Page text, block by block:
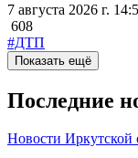
7 августа 2026 г.
608
#ДТП
Показать ещё
Последние
Новости Иркутской